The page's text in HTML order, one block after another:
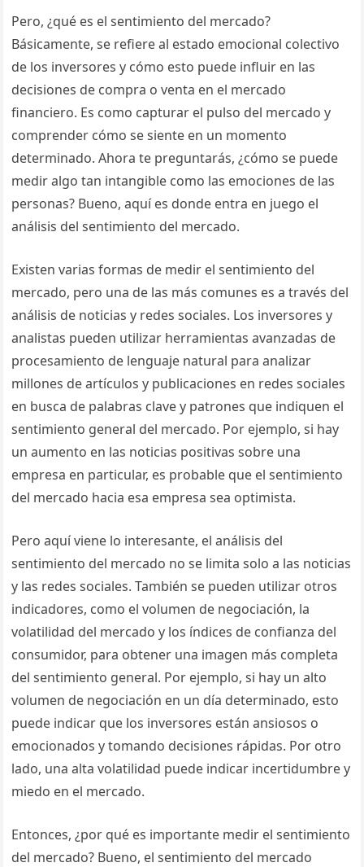
Pero, ¿qué es el sentimiento del mercado?
Básicamente, se refiere al estado emocional colectivo
de los inversores y cómo esto puede influir en las
decisiones de compra o venta en el mercado
financiero. Es como capturar el pulso del mercado y
comprender cómo se siente en un momento
determinado. Ahora te preguntarás, ¿cómo se puede
medir algo tan intangible como las emociones de las
personas? Bueno, aquí es donde entra en juego el
análisis del sentimiento del mercado.
Existen varias formas de medir el sentimiento del
mercado, pero una de las más comunes es a través del
análisis de noticias y redes sociales. Los inversores y
analistas pueden utilizar herramientas avanzadas de
procesamiento de lenguaje natural para analizar
millones de artículos y publicaciones en redes sociales
en busca de palabras clave y patrones que indiquen el
sentimiento general del mercado. Por ejemplo, si hay
un aumento en las noticias positivas sobre una
empresa en particular, es probable que el sentimiento
del mercado hacia esa empresa sea optimista.
Pero aquí viene lo interesante, el análisis del
sentimiento del mercado no se limita solo a las noticias
y las redes sociales. También se pueden utilizar otros
indicadores, como el volumen de negociación, la
volatilidad del mercado y los índices de confianza del
consumidor, para obtener una imagen más completa
del sentimiento general. Por ejemplo, si hay un alto
volumen de negociación en un día determinado, esto
puede indicar que los inversores están ansiosos o
emocionados y tomando decisiones rápidas. Por otro
lado, una alta volatilidad puede indicar incertidumbre y
miedo en el mercado.
Entonces, ¿por qué es importante medir el sentimiento
del mercado? Bueno, el sentimiento del mercado